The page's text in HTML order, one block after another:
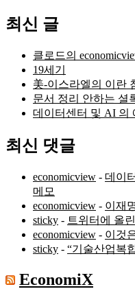
최신 글
클로드의
19세기
美-이스라엘의 이란
문서 정리 안하는 셜
데이터센터 및 AI 의
최신 댓글
economicview - 데이
메모
economicview - 이재
sticky - 트위터에 올
economicview - 이것
sticky - “기술산업복
EconomiX